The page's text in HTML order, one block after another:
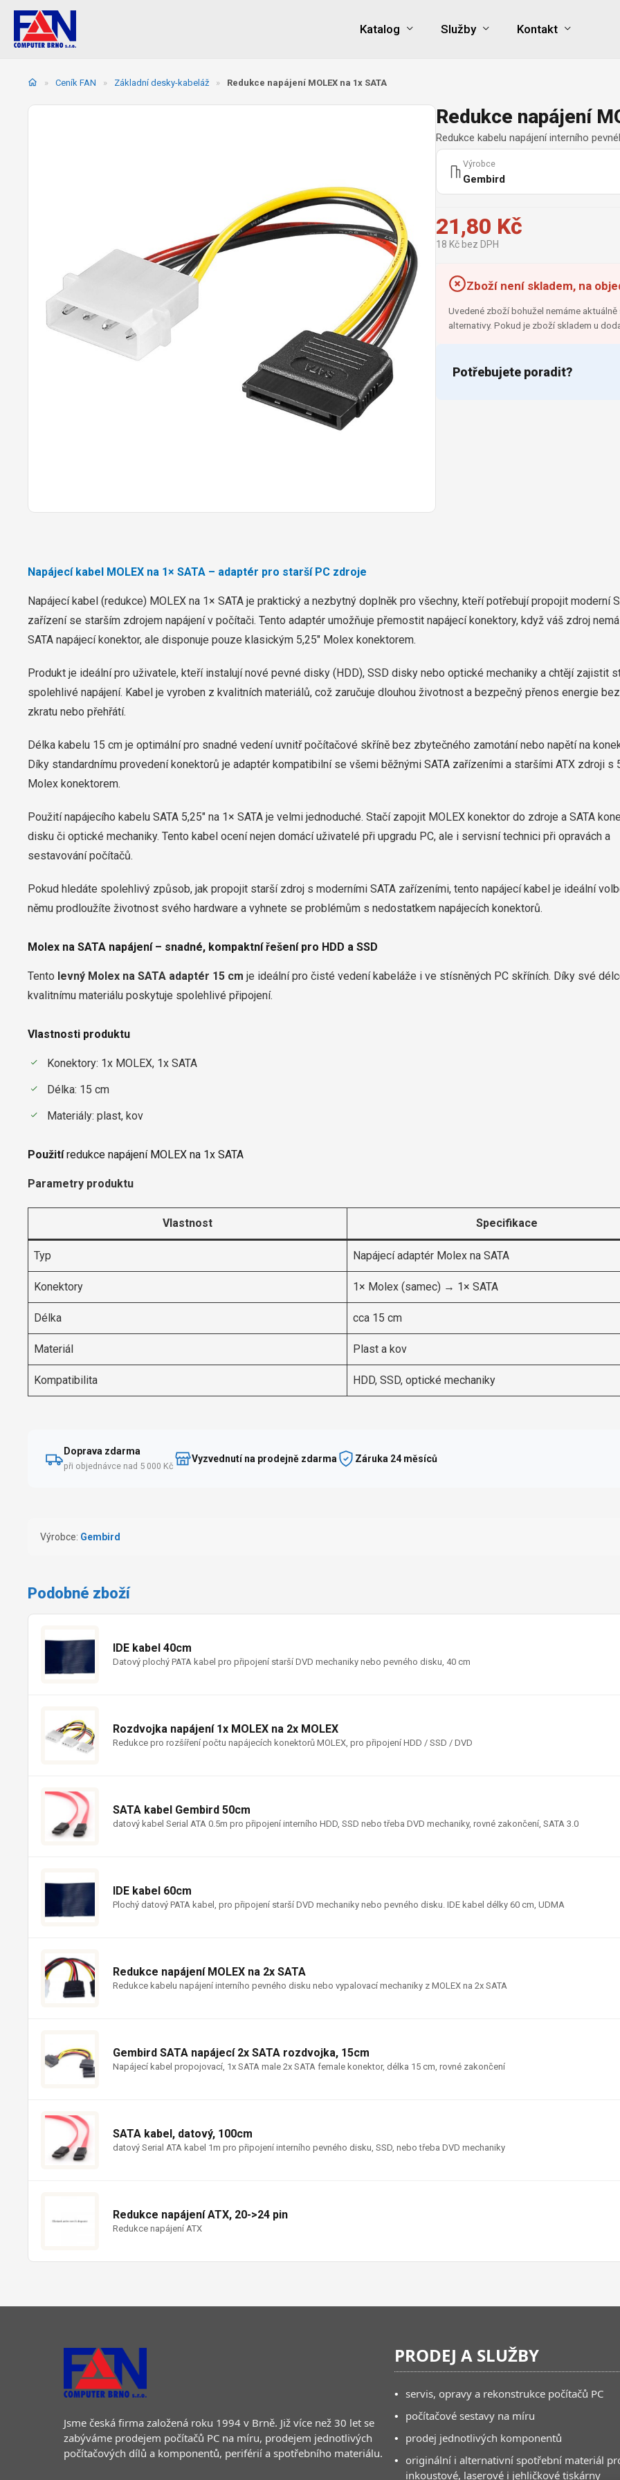
Katalog Služby Kontakt
» Ceník FAN » Základní desky-kabeláž » Redukce napájení MOLEX na 1x SATA
Redukce napájení
Redukce kabelu napájení interního
Výrobce
Gembird
21,80 Kč
18 Kč bez DPH
Zboží není skladem, na
Uvedené zboží bohužel nemáme
alternativy. Pokud je zboží skladem u
Potřebujete poradit?
Napájecí kabel MOLEX na 1× SATA – adaptér pro starší PC zdroje
Napájecí kabel (redukce) MOLEX na 1× SATA je praktický a nezbytný doplněk pro všechny, kteří potřebují propojit moderní
zařízení se starším zdrojem napájení v počítači. Tento adaptér umožňuje přemostit napájecí konektory, když váš zdroj
SATA napájecí konektor, ale disponuje pouze klasickým 5,25″ Molex konektorem.
Produkt je ideální pro uživatele, kteří instalují nové pevné disky (HDD), SSD disky nebo optické mechaniky a chtějí zajistit
spolehlivé napájení. Kabel je vyroben z kvalitních materiálů, což zaručuje dlouhou životnost a bezpečný přenos energie
zkratu nebo přehřátí.
Délka kabelu 15 cm je optimální pro snadné vedení uvnitř počítačové skříně bez zbytečného zamotání nebo napětí na
Díky standardnímu provedení konektorů je adaptér kompatibilní se všemi běžnými SATA zařízeními a staršími ATX zdroji s
Molex konektorem.
Použití napájecího kabelu SATA 5,25″ na 1× SATA je velmi jednoduché. Stačí zapojit MOLEX konektor do zdroje a SATA
disku či optické mechaniky. Tento kabel ocení nejen domácí uživatelé při upgradu PC, ale i servisní technici při opravách a
sestavování počítačů.
Pokud hledáte spolehlivý způsob, jak propojit starší zdroj s moderními SATA zařízeními, tento napájecí kabel je ideální
němu prodloužíte životnost svého hardware a vyhnete se problémům s nedostatkem napájecích konektorů.
Molex na SATA napájení – snadné, kompaktní řešení pro HDD a SSD
Tento levný Molex na SATA adaptér 15 cm je ideální pro čisté vedení kabeláže i ve stísněných PC skříních. Díky své
kvalitnímu materiálu poskytuje spolehlivé připojení.
Vlastnosti produktu
Konektory: 1x MOLEX, 1x SATA
Délka: 15 cm
Materiály: plast, kov
Použitíredukce napájení MOLEX na 1x SATA
Parametry produktu
Vlastnost Specifikace
Typ Napájecí adaptér Molex na SATA
Konektory 1× Molex (samec) → 1× SATA
Délka cca 15 cm
Materiál Plast a kov
Kompatibilita HDD, SSD, optické mechaniky
Doprava zdarma
při objednávce nad 5 000 Kč
Vyzvednutí na prodejně zdarma Záruka 24 měsíců
Výrobce: Gembird
Podobné zboží
IDE kabel 40cm
Datový plochý PATA kabel pro připojení starší DVD mechaniky nebo pevného disku, 40 cm
Rozdvojka napájení 1x MOLEX na 2x MOLEX
Redukce pro rozšíření počtu napájecích konektorů MOLEX, pro připojení HDD / SSD / DVD
SATA kabel Gembird 50cm
datový kabel Serial ATA 0.5m pro připojení interního HDD, SSD nebo třeba DVD mechaniky, rovné zakončení, SATA 3.0
IDE kabel 60cm
Plochý datový PATA kabel, pro připojení starší DVD mechaniky nebo pevného disku. IDE kabel délky 60 cm, UDMA
Redukce napájení MOLEX na 2x SATA
Redukce kabelu napájení interního pevného disku nebo vypalovací mechaniky z MOLEX na 2x SATA
Gembird SATA napájecí 2x SATA rozdvojka, 15cm
Napájecí kabel propojovací, 1x SATA male 2x SATA female konektor, délka 15 cm, rovné zakončení
SATA kabel, datový, 100cm
datový Serial ATA kabel 1m pro připojení interního pevného disku, SSD, nebo třeba DVD mechaniky
Redukce napájení ATX, 20->24 pin
Redukce napájení ATX
Jsme česká firma založená roku 1994 v Brně. Již více než 30 let se
zabýváme prodejem počítačů PC na míru, prodejem jednotlivých
počítačových dílů a komponentů, periférií a spotřebního materiálu.
PRODEJ A SLUŽBY
• servis, opravy a rekonstrukce počítačů PC
• počítačové sestavy na míru
• prodej jednotlivých komponentů
• originální i alternativní spotřební materiál
inkoustové, laserové i jehličkové tiskárny